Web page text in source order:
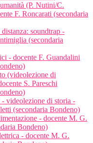
(P. Nutini/C.
F. Roncarati (secondaria
soundtrap -
(secondaria
- docente F. Guandalini
(videolezione di
S. Pareschi
videolezione di storia -
(secondaria Bondeno)
- docente M. G.
Bondeno)
- docente M. G.